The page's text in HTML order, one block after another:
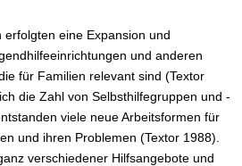
eine Expansion und
und anderen
für Familien relevant sind (Textor
die Zahl von Selbsthilfegruppen und -
viele neue Arbeitsformen für
und ihren Problemen (Textor 1988).
verschiedener Hilfsangebote und